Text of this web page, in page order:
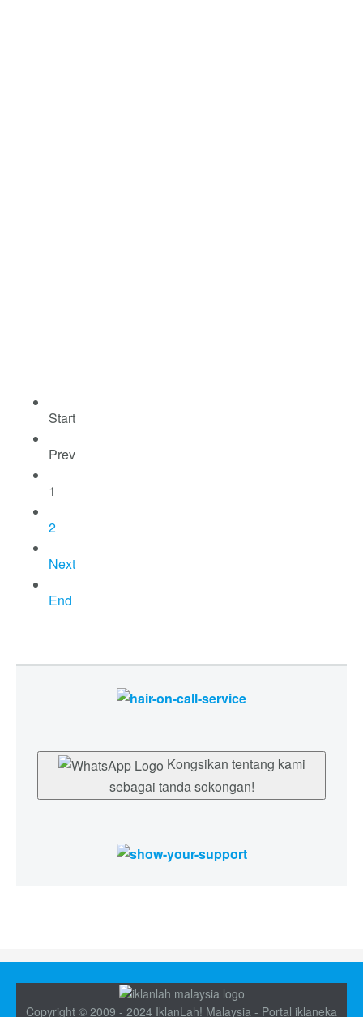
Start
Prev
1
2
Next
End
sebagai tanda sokongan!
Copyright © 2009 - 2024 IklanLah! Malaysia - Portal iklaneka